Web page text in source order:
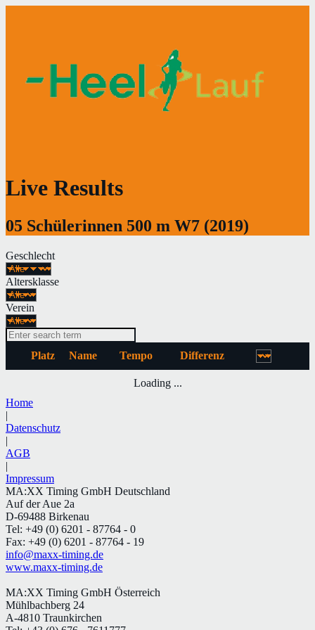
Live Results
05 Schülerinnen 500 m W7 (2019)
Geschlecht
Altersklasse
Verein
Platz Name Tempo Differenz
Loading ...
Home
|
Datenschutz
|
AGB
|
Impressum
MA:XX Timing GmbH Deutschland
Auf der Aue 2a
D-69488 Birkenau
Tel: +49 (0) 6201 - 87764 - 0
Fax: +49 (0) 6201 - 87764 - 19
info@maxx-timing.de
www.maxx-timing.de
MA:XX Timing GmbH Österreich
Mühlbachberg 24
A-4810 Traunkirchen